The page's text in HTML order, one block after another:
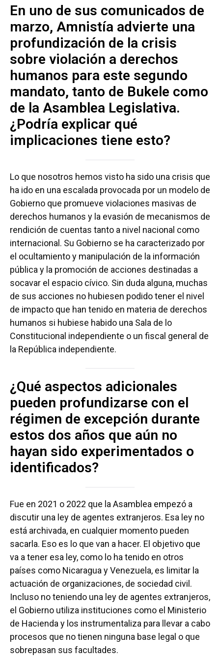
En uno de sus comunicados de
marzo, Amnistía advierte una
profundización de la crisis
sobre violación a derechos
humanos para este segundo
mandato, tanto de Bukele como
de la Asamblea Legislativa.
¿Podría explicar qué
implicaciones tiene esto?
Lo que nosotros hemos visto ha sido una crisis que
ha ido en una escalada provocada por un modelo de
Gobierno que promueve violaciones masivas de
derechos humanos y la evasión de mecanismos de
rendición de cuentas tanto a nivel nacional como
internacional. Su Gobierno se ha caracterizado por
el ocultamiento y manipulación de la información
pública y la promoción de acciones destinadas a
socavar el espacio cívico. Sin duda alguna, muchas
de sus acciones no hubiesen podido tener el nivel
de impacto que han tenido en materia de derechos
humanos si hubiese habido una Sala de lo
Constitucional independiente o un fiscal general de
la República independiente.
¿Qué aspectos adicionales
pueden profundizarse con el
régimen de excepción durante
estos dos años que aún no
hayan sido experimentados o
identificados?
Fue en 2021 o 2022 que la Asamblea empezó a
discutir una ley de agentes extranjeros. Esa ley no
está archivada, en cualquier momento pueden
sacarla. Eso es lo que van a hacer. El objetivo que
va a tener esa ley, como lo ha tenido en otros
países como Nicaragua y Venezuela, es limitar la
actuación de organizaciones, de sociedad civil.
Incluso no teniendo una ley de agentes extranjeros,
el Gobierno utiliza instituciones como el Ministerio
de Hacienda y los instrumentaliza para llevar a cabo
procesos que no tienen ninguna base legal o que
sobrepasan sus facultades.